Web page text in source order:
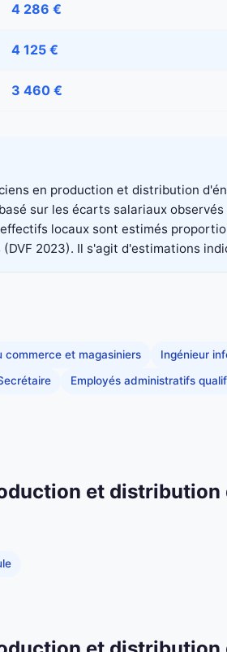
4 286 €
4 125 €
3 460 €
en production et distribution
sur les écarts salariaux
locaux sont estimés
2023). Il s'agit d'estimations
commerce et magasiniers Ingénieur
Employés administratifs
et distribution